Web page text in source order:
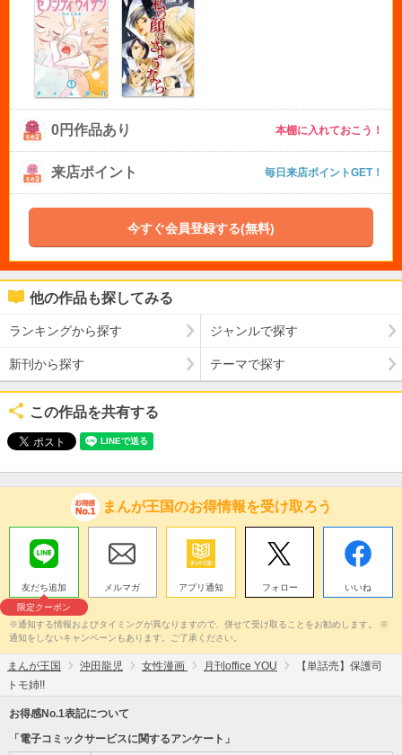
0円作品あり 本棚に入れておこう！
来店ポイント 毎日来店ポイントGET！
今すぐ会員登録する(無料)
他の作品も探してみる
ランキングから探す ジャンルで探す
新刊から探す テーマで探す
この作品を共有する
まんが王国のお得情報を受け取ろう
友だち追加
限定クーポン
メルマガ アプリ通知 フォロー いいね
※通知する情報およびタイミングが異なりますので、併せて受け取ることをお勧めします。 ※
通知をしないキャンペーンもあります。ご了承ください。
まんが王国 沖田龍児 女性漫画 月刊office YOU
【単話売】保護司
トモ姉!!
お得感No.1表記について
「電子コミックサービスに関するアンケート」